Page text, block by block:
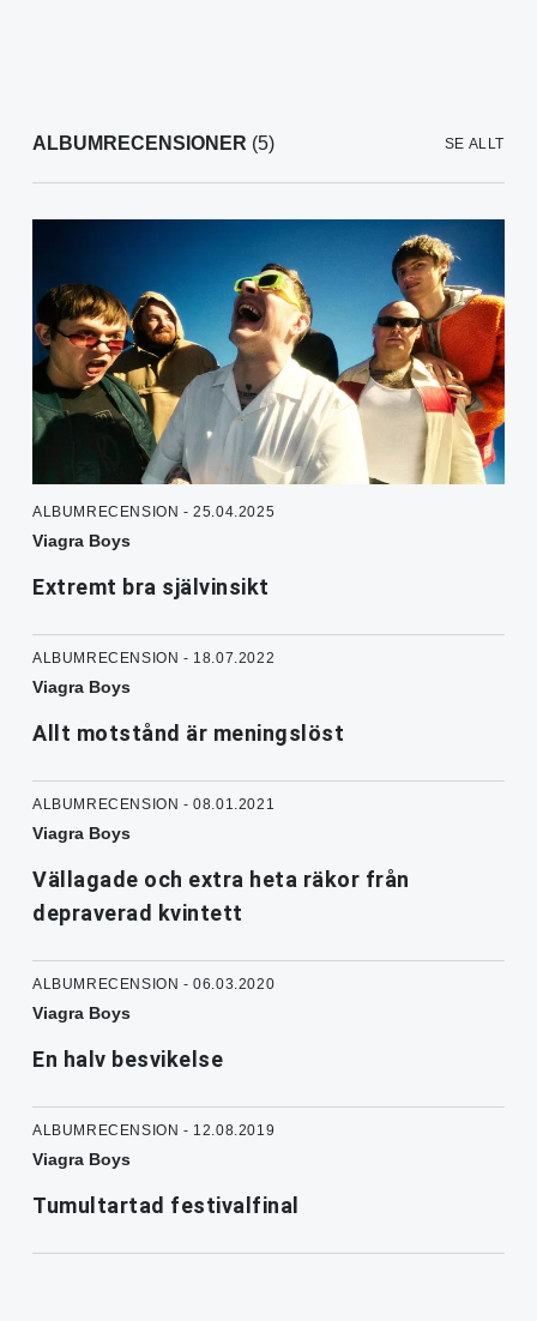
ALBUMRECENSIONER (5) SE ALLT
ALBUMRECENSION - 25.04.2025
Viagra Boys
Extremt bra självinsikt
ALBUMRECENSION - 18.07.2022
Viagra Boys
Allt motstånd är meningslöst
ALBUMRECENSION - 08.01.2021
Viagra Boys
Vällagade och extra heta räkor från
depraverad kvintett
ALBUMRECENSION - 06.03.2020
Viagra Boys
En halv besvikelse
ALBUMRECENSION - 12.08.2019
Viagra Boys
Tumultartad festivalfinal